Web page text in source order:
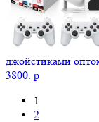
джойстиками
3800. p
1
2